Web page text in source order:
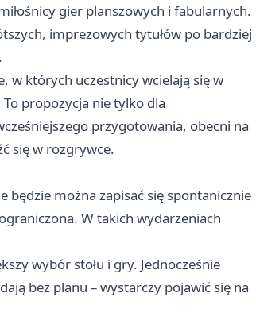
gier planszowych i fabularnych.
imprezowych tytułów po bardziej
w których uczestnicy wcielają się w
propozycja nie tylko dla
przygotowania, obecni na
się w rozgrywce.
będzie można zapisać się spontanicznie
W takich wydarzeniach
wybór stołu i gry. Jednocześnie
bez planu – wystarczy pojawić się na